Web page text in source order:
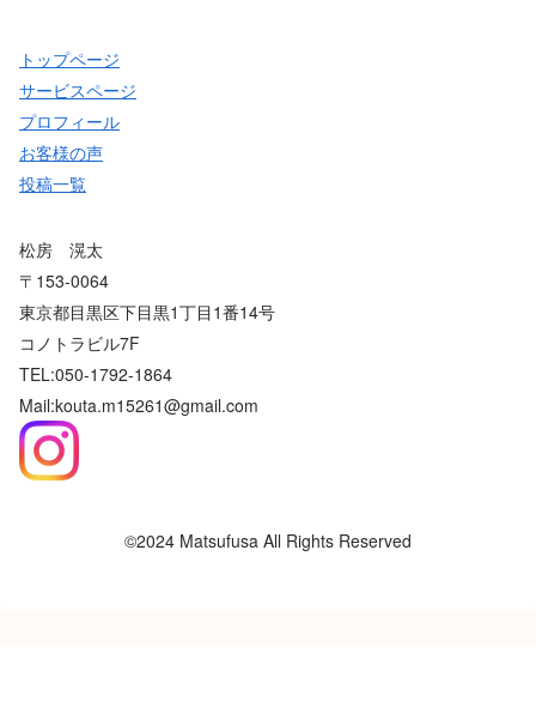
トップページ
サービスページ
プロフィール
お客様の声
投稿一覧
松房 滉太
〒153-0064
東京都目黒区下目黒1丁目1番14号
コノトラビル7F
TEL:050-1792-1864
Mail:kouta.m15261@gmail.com
©2024 Matsufusa All Rights Reserved